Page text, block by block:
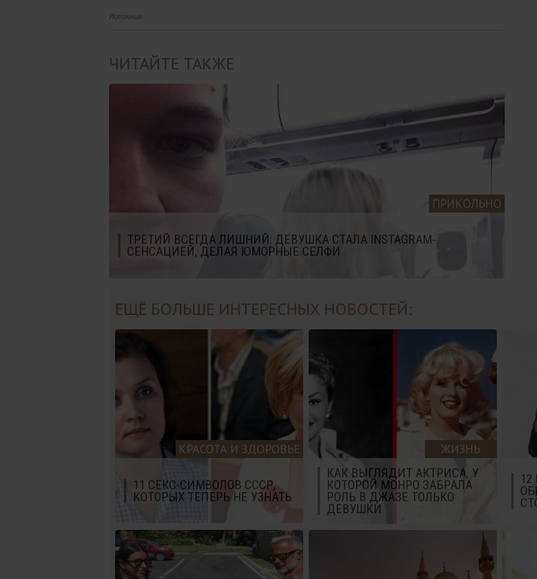
Источник
ЧИТАЙТЕ ТАКЖЕ
ПРИКОЛЬНО
ТРЕТИЙ ВСЕГДА ЛИШНИЙ: ДЕВУШКА СТАЛА INSTAGRAM-
СЕНСАЦИЕЙ, ДЕЛАЯ ЮМОРНЫЕ СЕЛФИ
ЕЩЁ БОЛЬШЕ ИНТЕРЕСНЫХ НОВОСТЕЙ:
КРАСОТА И ЗДОРОВЬЕ
11 СЕКС-СИМВОЛОВ СССР,
КОТОРЫХ ТЕПЕРЬ НЕ УЗНАТЬ
ЖИЗНЬ
КАК ВЫГЛЯДИТ АКТРИСА, У
КОТОРОЙ МОНРО ЗАБРАЛА
РОЛЬ В ДЖАЗЕ ТОЛЬКО
ДЕВУШКИ